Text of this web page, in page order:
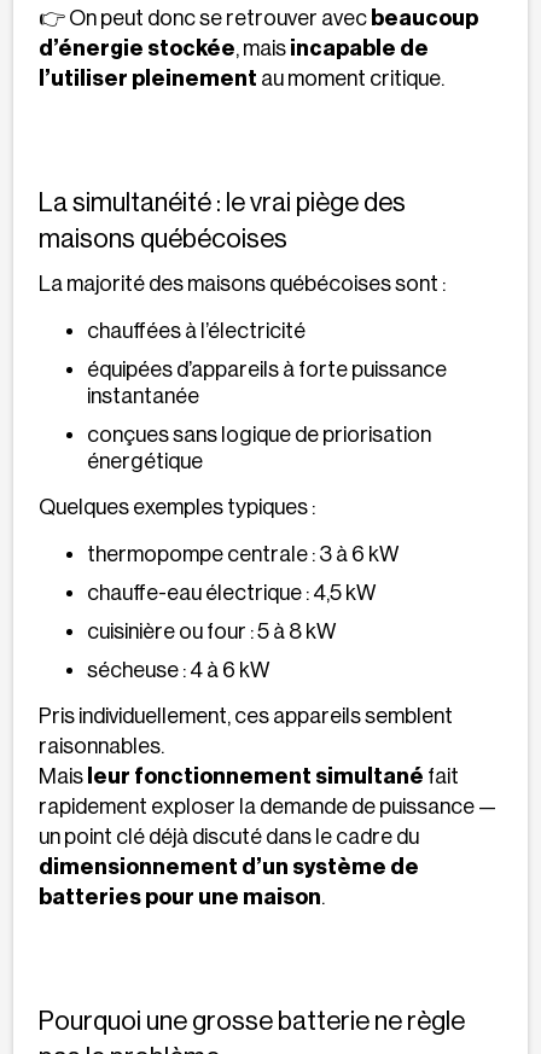
👉 On peut donc se retrouver avec beaucoup
d’énergie stockée, mais incapable de
l’utiliser pleinement au moment critique.
La simultanéité : le vrai piège des
maisons québécoises
La majorité des maisons québécoises sont :
chauffées à l’électricité
équipées d’appareils à forte puissance
instantanée
conçues sans logique de priorisation
énergétique
Quelques exemples typiques :
thermopompe centrale : 3 à 6 kW
chauffe-eau électrique : 4,5 kW
cuisinière ou four : 5 à 8 kW
sécheuse : 4 à 6 kW
Pris individuellement, ces appareils semblent
raisonnables.
Mais leur fonctionnement simultané fait
rapidement exploser la demande de puissance —
un point clé déjà discuté dans le cadre du
dimensionnement d’un système de
batteries pour une maison.
Pourquoi une grosse batterie ne règle